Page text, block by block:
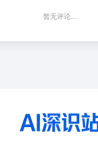
暂无评论...